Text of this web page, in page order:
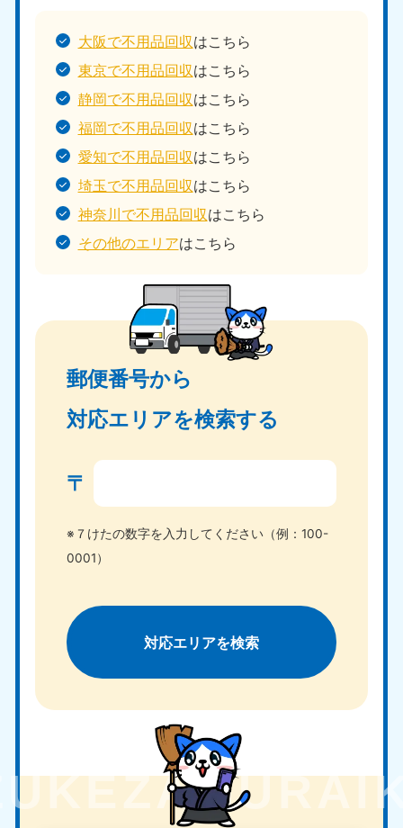
大阪で不用品回収はこちら
東京で不用品回収はこちら
静岡で不用品回収はこちら
福岡で不用品回収はこちら
愛知で不用品回収はこちら
埼玉で不用品回収はこちら
神奈川で不用品回収はこちら
その他のエリアはこちら
郵便番号から
対応エリアを検索する
〒
※７けたの数字を入力してください（例：100-
0001）
対応エリアを検索